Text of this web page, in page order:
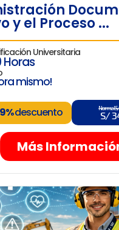
y el Proceso ...
Universitaria
Horas
mismo!
descuento Normal
S/
Más